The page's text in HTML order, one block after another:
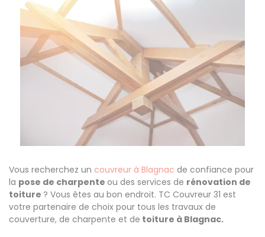
Vous recherchez un couvreur à Blagnac de confiance pour
la pose de charpente ou des services de rénovation de
toiture ? Vous êtes au bon endroit. TC Couvreur 31 est
votre partenaire de choix pour tous les travaux de
couverture, de charpente et de toiture à Blagnac.